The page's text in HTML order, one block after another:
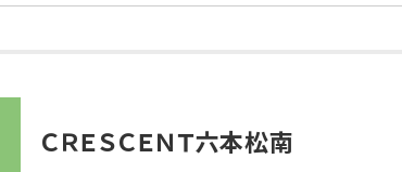
ＣＲＥＳＣＥＮＴ六本松南